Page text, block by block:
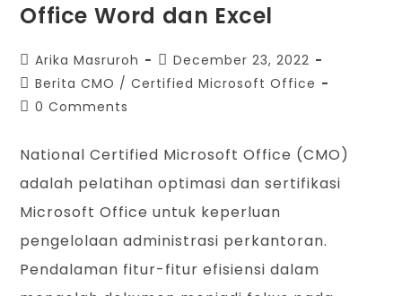
Office Word dan Excel
Arika Masruroh
December 23, 2022
Berita CMO / Certified Microsoft Office
0 Comments
National Certified Microsoft Office (CMO)
adalah pelatihan optimasi dan sertifikasi
Microsoft Office untuk keperluan
pengelolaan administrasi perkantoran.
Pendalaman fitur-fitur efisiensi dalam